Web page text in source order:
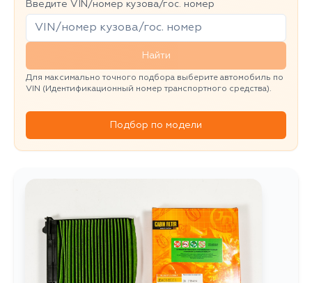
Введите VIN/номер кузова/гос. номер
Найти
Для максимально точного подбора выберите автомобиль по
VIN (Идентификационный номер транспортного средства).
Подбор по модели